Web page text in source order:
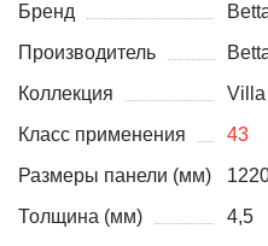
Бренд
Производитель
Коллекция
Villa
Класс применения
43
Размеры панели (мм)
Толщина (мм)
4,5